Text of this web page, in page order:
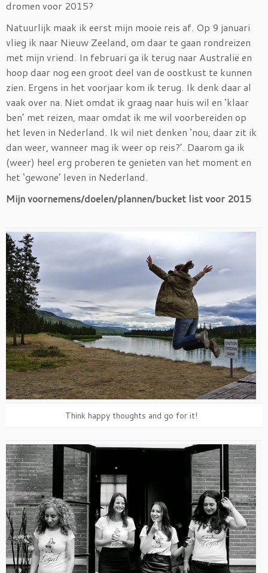
dromen voor 2015?
Natuurlijk maak ik eerst mijn mooie reis af. Op 9 januari
vlieg ik naar Nieuw Zeeland, om daar te gaan rondreizen
met mijn vriend. In februari ga ik terug naar Australië en
hoop daar nog een groot deel van de oostkust te kunnen
zien. Ergens in het voorjaar kom ik terug. Ik denk daar al
vaak over na. Niet omdat ik graag naar huis wil en ‘klaar
ben’ met reizen, maar omdat ik me wil voorbereiden op
het leven in Nederland. Ik wil niet denken ‘nou, daar zit ik
dan weer, wanneer mag ik weer op reis?’. Daarom ga ik
(weer) heel erg proberen te genieten van het moment en
het ‘gewone’ leven in Nederland.
Mijn voornemens/doelen/plannen/bucket list voor 2015
Think happy thoughts and go for it!